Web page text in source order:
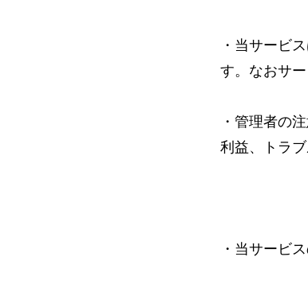
・当サービ
す。なおサ
・管理者の
利益、トラ
・当サービ